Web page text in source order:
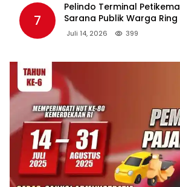
7
Pelindo Terminal
Sarana Publik Warga
Lamong Lewat Program
Juli 14, 2026 399